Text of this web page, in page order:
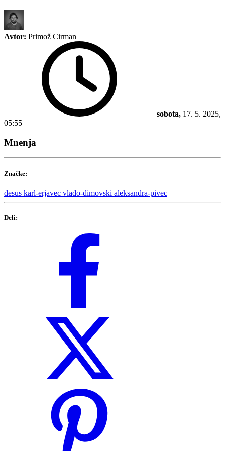
Avtor: Primož Cirman
sobota, 17. 5. 2025,
05:55
Mnenja
Značke:
desus karl-erjavec vlado-dimovski aleksandra-pivec
Deli: